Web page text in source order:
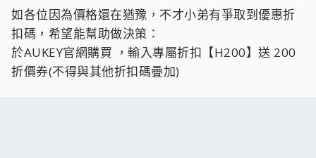
如各位因為價格還在猶豫，不才小弟有爭取到優惠折
扣碼，希望能幫助做決策：
於AUKEY官網購買 ，輸入專屬折扣【H200】送 200
折價券(不得與其他折扣碼疊加)